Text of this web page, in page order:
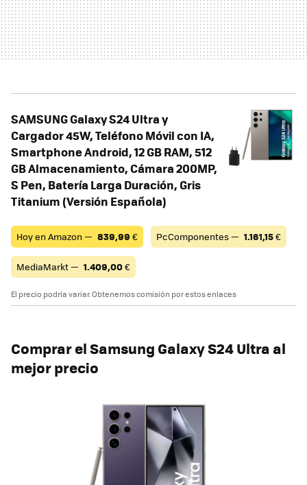
SAMSUNG Galaxy S24 Ultra y
Cargador 45W, Teléfono Móvil con IA,
Smartphone Android, 12 GB RAM, 512
GB Almacenamiento, Cámara 200MP,
S Pen, Batería Larga Duración, Gris
Titanium (Versión Española)
Hoy en Amazon — 839,99 € PcComponentes — 1.161,15€
MediaMarkt — 1.409,00€
El precio podría variar. Obtenemos comisión por estos enlaces
Comprar el Samsung Galaxy S24 Ultra al
mejor precio